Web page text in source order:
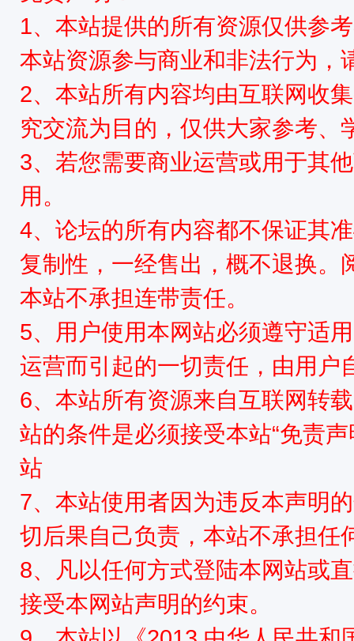
1、本站提供的所有资源仅供参
本站资源参与商业和非法行为，
2、本站所有内容均由互联网收
究交流为目的，仅供大家参考、
3、若您需要商业运营或用于其
用。
4、论坛的所有内容都不保证其
复制性，一经售出，概不退换。
本站不承担连带责任。
5、用户使用本网站必须遵守适
运营而引起的一切责任，由用户
6、本站所有资源来自互联网转
站的条件是必须接受本站“免责
站
7、本站使用者因为违反本声明
切后果自己负责，本站不承担任
8、凡以任何方式登陆本网站或
接受本网站声明的约束。